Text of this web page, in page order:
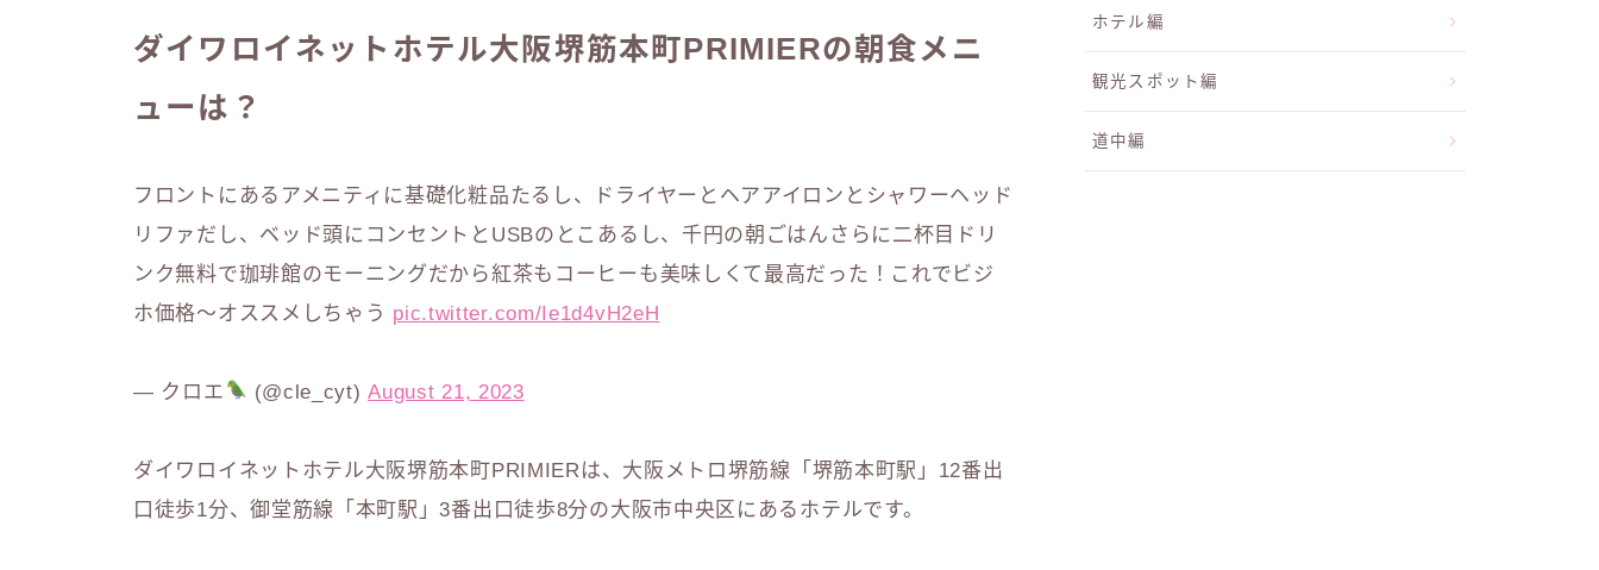
ダイワロイネットホテル大阪堺筋本町PRIMIERの朝食メニ
ューは？
フロントにあるアメニティに基礎化粧品たるし、ドライヤーとヘアアイロンとシャワーヘッド
リファだし、ベッド頭にコンセントとUSBのとこあるし、千円の朝ごはんさらに二杯目ドリ
ンク無料で珈琲館のモーニングだから紅茶もコーヒーも美味しくて最高だった！これでビジ
ホ価格〜オススメしちゃう pic.twitter.com/Ie1d4vH2eH
— クロエ (@cle_cyt)August 21, 2023
ダイワロイネットホテル大阪堺筋本町PRIMIERは、大阪メトロ堺筋線「堺筋本町駅」12番出
口徒歩1分、御堂筋線「本町駅」3番出口徒歩8分の大阪市中央区にあるホテルです。
ホテル編
観光スポット編
道中編